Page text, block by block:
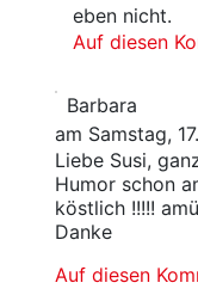
eben nicht.
Auf diesen
Barbara
am Samstag,
Liebe Susi,
Humor schon
köstlich !!!!!
Danke
Auf diesen